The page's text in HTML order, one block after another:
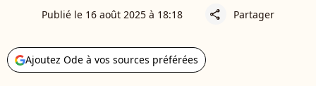
Publié le 16 août 2025 à 18:18 share Partager
Ajoutez Ode à vos sources préférées